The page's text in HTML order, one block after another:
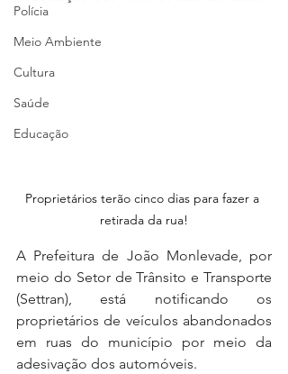
Polícia
Meio Ambiente
Cultura
Saúde
Educação
Proprietários terão cinco dias para fazer a
retirada da rua!
A Prefeitura de João Monlevade, por
meio do Setor de Trânsito e Transporte
(Settran), está notificando os
proprietários de veículos abandonados
em ruas do município por meio da
adesivação dos automóveis.